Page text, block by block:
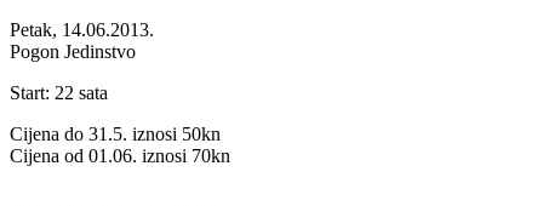
Petak, 14.06.2013.
Pogon Jedinstvo
Start: 22 sata
Cijena do 31.5. iznosi 50kn
Cijena od 01.06. iznosi 70kn